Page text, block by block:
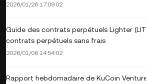
2026/01/26 17:09:02
Guide des contrats perpétuels Lighter
contrats perpétuels sans frais
2026/01/06 14:54:02
Rapport hebdomadaire de KuCoin